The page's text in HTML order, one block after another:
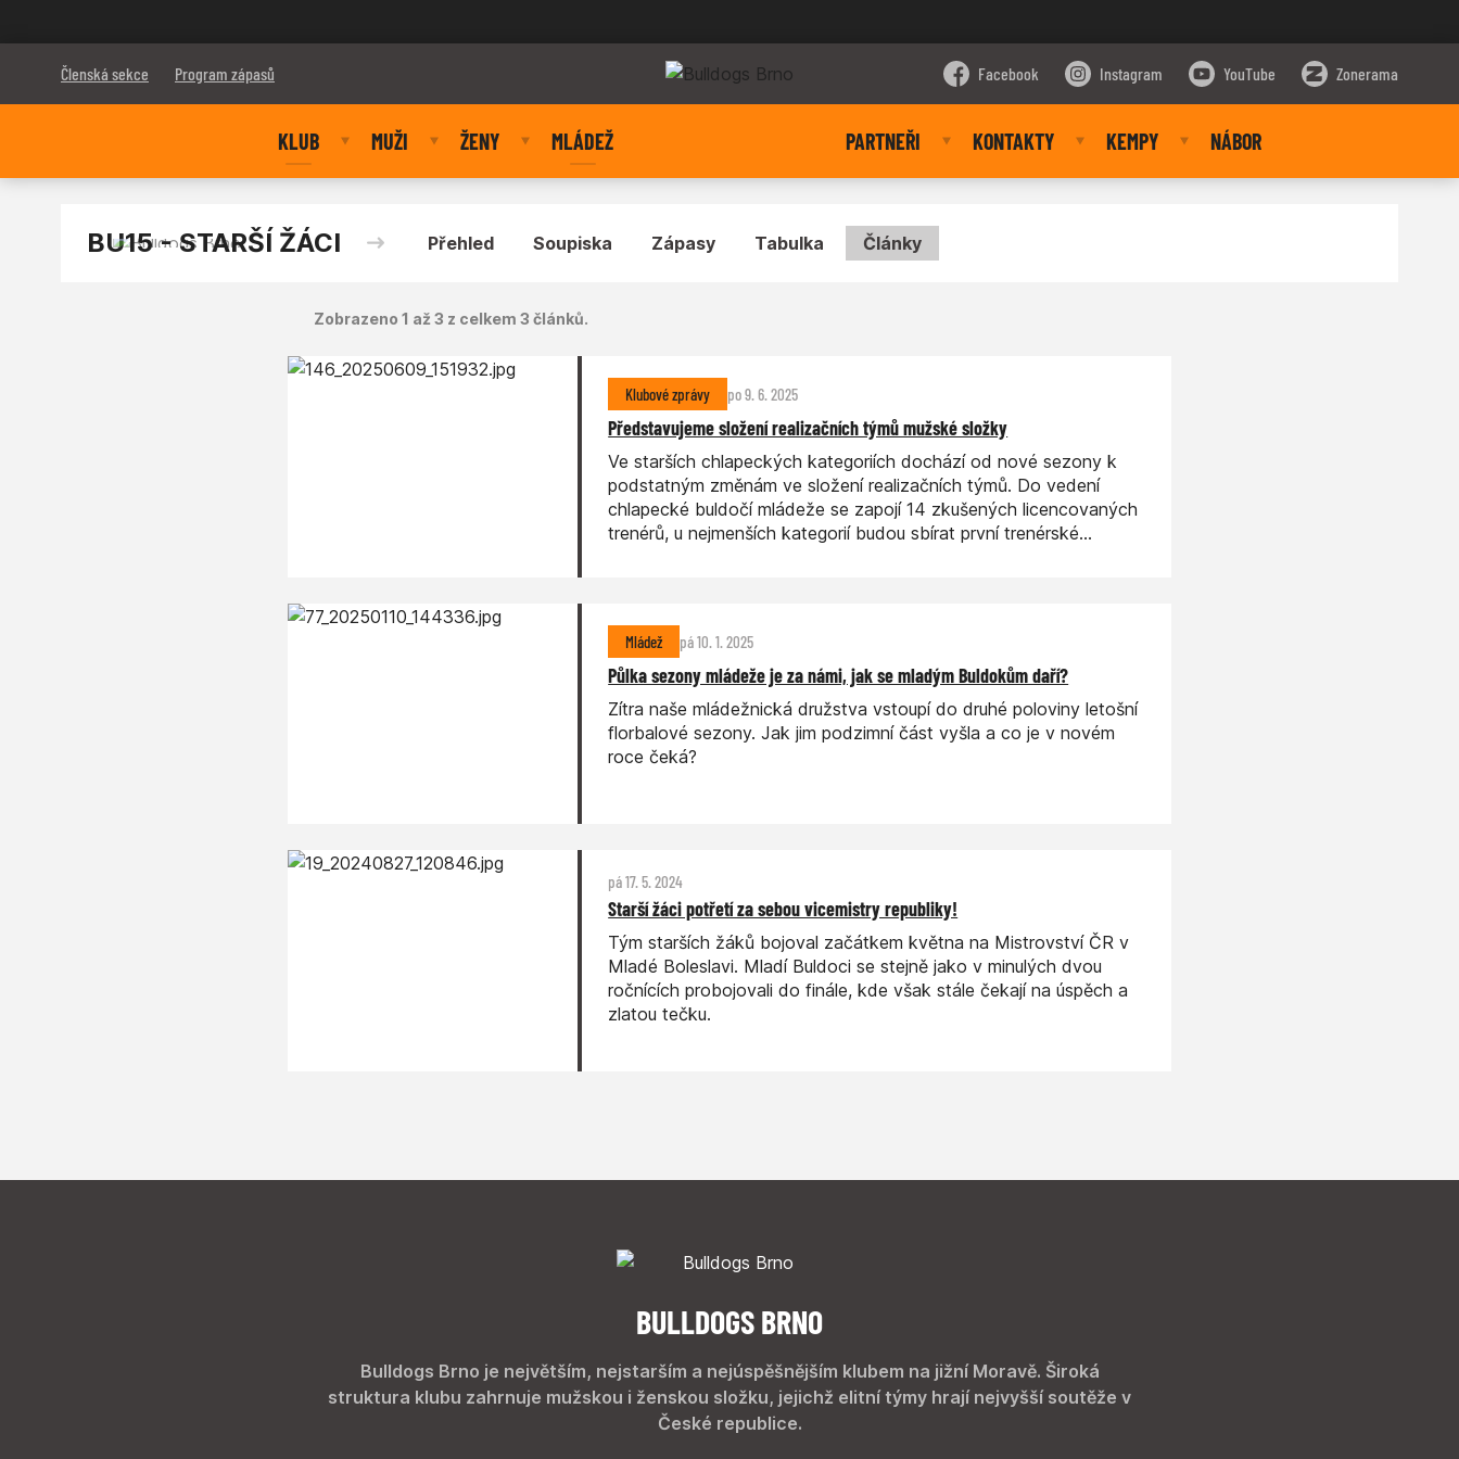
Členská sekce Program zápasů Facebook Instagram YouTube Zonerama
KLUB MUŽI ŽENY MLÁDEŽ PARTNEŘI KONTAKTY KEMPY NÁBOR
BU15 - STARŠÍ ŽÁCI Přehled Soupiska Zápasy Tabulka Články
Zobrazeno 1 až 3 z celkem 3 článků.
Klubové zprávy po 9. 6. 2025
Představujeme složení realizačních týmů mužské složky
Ve starších chlapeckých kategoriích dochází od nové sezony k
podstatným změnám ve složení realizačních týmů. Do vedení
chlapecké buldočí mládeže se zapojí 14 zkušených licencovaných
trenérů, u nejmenších kategorií budou sbírat první trenérské
Mládež pá 10. 1. 2025
Půlka sezony mládeže je za námi, jak se mladým Buldokům daří?
Zítra naše mládežnická družstva vstoupí do druhé poloviny letošní
florbalové sezony. Jak jim podzimní část vyšla a co je v novém
roce čeká?
pá 17. 5. 2024
Starší žáci potřetí za sebou vicemistry republiky!
Tým starších žáků bojoval začátkem května na Mistrovství ČR v
Mladé Boleslavi. Mladí Buldoci se stejně jako v minulých dvou
ročnících probojovali do finále, kde však stále čekají na úspěch a
zlatou tečku.
BULLDOGS BRNO
Bulldogs Brno je největším, nejstarším a nejúspěšnějším klubem na jižní Moravě. Široká
struktura klubu zahrnuje mužskou i ženskou složku, jejichž elitní týmy hrají nejvyšší soutěže v
České republice.